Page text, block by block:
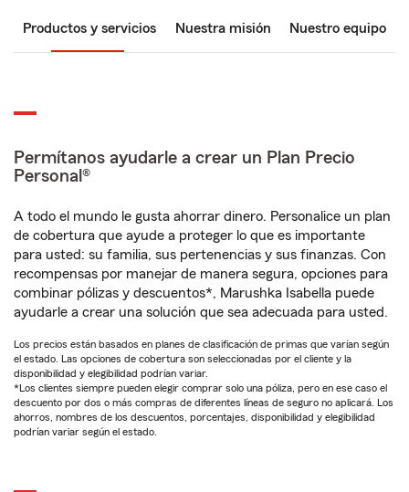
Productos y servicios Nuestra misión Nuestro equipo
Permítanos ayudarle a crear un Plan Precio
Personal®
A todo el mundo le gusta ahorrar dinero. Personalice un plan
de cobertura que ayude a proteger lo que es importante
para usted: su familia, sus pertenencias y sus finanzas. Con
recompensas por manejar de manera segura, opciones para
combinar pólizas y descuentos*, Marushka Isabella puede
ayudarle a crear una solución que sea adecuada para usted.
Los precios están basados en planes de clasificación de primas que varían según
el estado. Las opciones de cobertura son seleccionadas por el cliente y la
disponibilidad y elegibilidad podrían variar.
*Los clientes siempre pueden elegir comprar solo una póliza, pero en ese caso el
descuento por dos o más compras de diferentes líneas de seguro no aplicará. Los
ahorros, nombres de los descuentos, porcentajes, disponibilidad y elegibilidad
podrían variar según el estado.